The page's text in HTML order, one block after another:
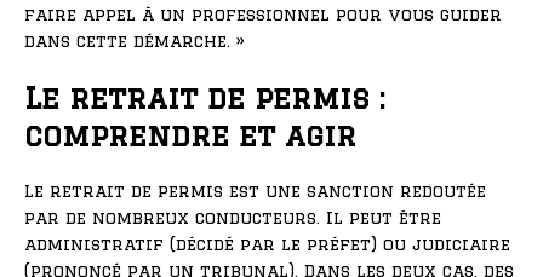
faire appel à un professionnel pour vous guider
dans cette démarche. »
Le retrait de permis :
comprendre et agir
Le retrait de permis est une sanction redoutée
par de nombreux conducteurs. Il peut être
administratif (décidé par le préfet) ou judiciaire
(prononcé par un tribunal). Dans les deux cas, des